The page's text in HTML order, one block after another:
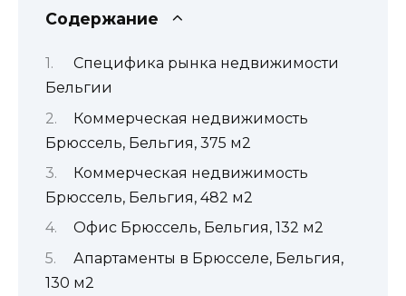
Содержание
Специфика рынка недвижимости
Бельгии
Коммерческая недвижимость
Брюссель, Бельгия, 375 м2
Коммерческая недвижимость
Брюссель, Бельгия, 482 м2
Офис Брюссель, Бельгия, 132 м2
Апартаменты в Брюсселе, Бельгия,
130 м2